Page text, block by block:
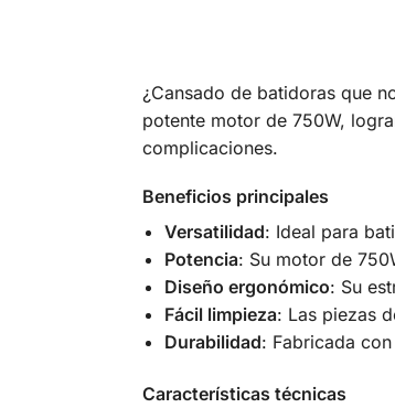
¿Cansado de batidoras que
potente motor de 750W,
complicaciones.
Beneficios principales
Versatilidad: Ideal para
Potencia: Su motor de
Diseño ergonómico: Su
Fácil limpieza: Las piezas
Durabilidad: Fabricada
Características técnicas